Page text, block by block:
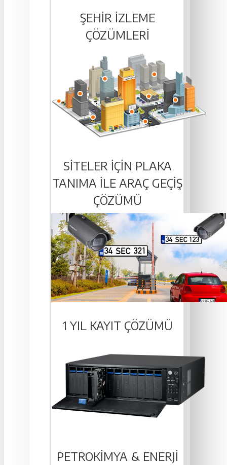
ŞEHIR İZLEME
ÇÖZÜMLERI
SITELER IÇIN PLAKA
TANIMA ILE ARAÇ GEÇIŞ
ÇÖZÜMÜ
1 YIL KAYIT ÇÖZÜMÜ
PETROKIMYA & ENERJI